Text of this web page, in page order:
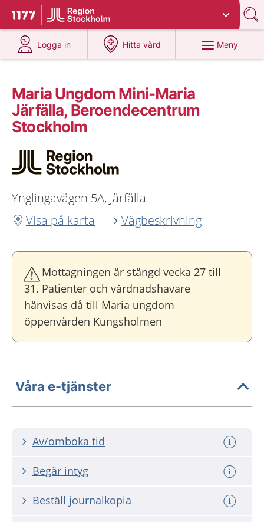
Till startsidan för 1177
Du har valt region
Logga in
på 1177.se
Hitta vård
på 1177.se
Meny
Maria Ungdom Mini-Maria
Järfälla, Beroendecentrum
Stockholm
Ynglingavägen 5A, Järfälla
Visa på karta
Vägbeskrivning
Mottagningen är stängd vecka 27 till
31. Patienter och vårdnadshavare
hänvisas då till Maria ungdom
öppenvården Kungsholmen
Våra e-tjänster
Av/omboka tid
Begär intyg
Beställ journalkopia